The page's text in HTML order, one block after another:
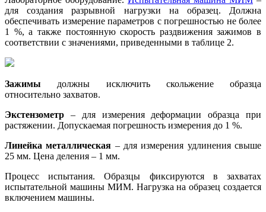
для создания разрывной нагрузки на образец. Должна
обеспечивать измерение параметров с погрешностью не более
1 %, а также постоянную скорость раздвижения зажимов в
соответствии с значениями, приведенными в таблице 2.
Зажимы должны исключить скольжение образца
относительно захватов.
Экстензометр – для измерения деформации образца при
растяжении. Допускаемая погрешность измерения до 1 %.
Линейка металлическая – для измерения удлинения свыше
25 мм. Цена деления – 1 мм.
Процесс испытания. Образцы фиксируются в захватах
испытательной машины МИМ. Нагрузка на образец создается
включением машины.